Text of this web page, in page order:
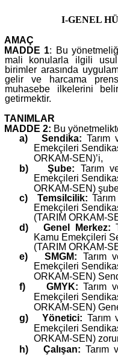
I-GENEL
AMAÇ
MADDE 1: Bu
mali konularla ilgili usul
birimler arasında
gelir ve harcama
muhasebe ilkelerini
getirmektir.
TANIMLAR
MADDE 2: Bu
a)
Sendika:Tarım
Emekçileri
ORKAM-SEN)’i,
b)
Şube: Tarım
Emekçileri
ORKAM-SEN)
c)
Temsilcilik:
Emekçileri
(TARIM ORKAM-
d)
Genel Merkez:
Kamu Emekçileri
(TARIM ORKAM-
e)
SMGM: Tarım
Emekçileri
ORKAM-SEN)
f)
GMYK:Tarım
Emekçileri
ORKAM-SEN)
g)
Yönetici: Tarım
Emekçileri
ORKAM-SEN)
h)
Çalışan: Tarım